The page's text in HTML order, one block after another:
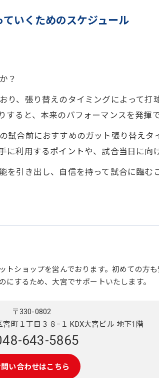
いくためのスケジュール
？
、張り替えのタイミングによって打
ると、本来のパフォーマンスを発揮
合前におすすめのガット張り替え
利用するポイントや、試合当日に向
引き出し、自信を持って試合に臨む
トショップを営んでおります。初めての方
するため、大宮でサポートいたします。
〒330-0802
町１丁目３８−１ KDX大宮ビル 地下1階
643-5865
い合わせはこちら